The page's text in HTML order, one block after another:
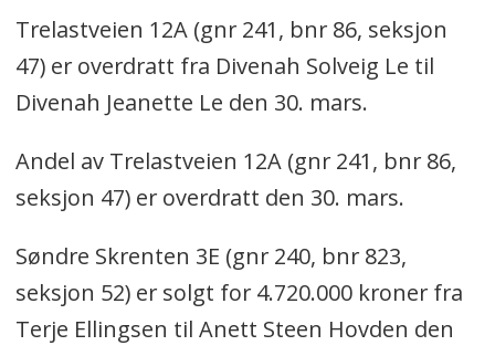
Trelastveien 12A (gnr 241, bnr 86, seksjon
47) er overdratt fra Divenah Solveig Le til
Divenah Jeanette Le den 30. mars.
Andel av Trelastveien 12A (gnr 241, bnr 86,
seksjon 47) er overdratt den 30. mars.
Søndre Skrenten 3E (gnr 240, bnr 823,
seksjon 52) er solgt for 4.720.000 kroner fra
Terje Ellingsen til Anett Steen Hovden den